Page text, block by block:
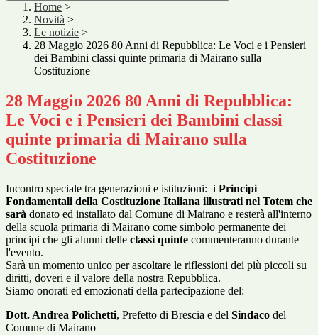
Home >
Novità >
Le notizie >
28 Maggio 2026 80 Anni di Repubblica: Le Voci e i Pensieri
dei Bambini classi quinte primaria di Mairano sulla
Costituzione
28 Maggio 2026 80 Anni di Repubblica:
Le Voci e i Pensieri dei Bambini classi
quinte primaria di Mairano sulla
Costituzione
Incontro speciale tra generazioni e istituzioni: i Principi
Fondamentali della Costituzione Italiana illustrati nel Totem che
sarà donato ed installato dal Comune di Mairano e resterà all'interno
della scuola primaria di Mairano come simbolo permanente dei
principi che gli alunni delle classi quinte commenteranno durante
l'evento.
Sarà un momento unico per ascoltare le riflessioni dei più piccoli su
diritti, doveri e il valore della nostra Repubblica.
Siamo onorati ed emozionati della partecipazione del:
Dott. Andrea Polichetti, Prefetto di Brescia e del Sindaco del
Comune di Mairano